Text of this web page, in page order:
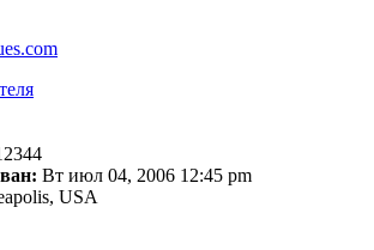
Вт июл 04, 2006 12:45 pm
USA